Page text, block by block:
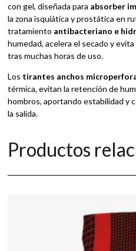
con gel, diseñada para absorber
la zona isquiática y prostática en
tratamiento antibacteriano e
humedad, acelera el secado y
tras muchas horas de uso.
Los tirantes anchos
térmica, evitan la retención de
hombros, aportando estabilidad y
la salida.
Productos